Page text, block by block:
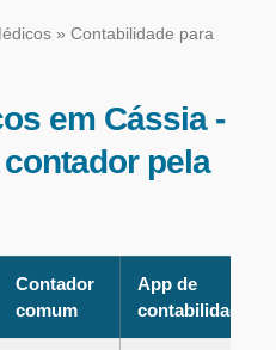
» Contabilidade para
em Cássia -
pela
Contador
comum
App de
contabilidade